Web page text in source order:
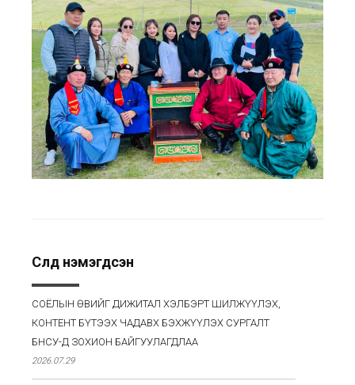
Сүүлд нэмэгдсэн
СОЁЛЫН ӨВИЙГ ДИЖИТАЛ ХЭЛБЭРТ ШИЛЖҮҮЛЭХ,
КОНТЕНТ БҮТЭЭХ ЧАДАВХ БЭХЖҮҮЛЭХ СУРГАЛТ
БНСУ-Д ЗОХИОН БАЙГУУЛАГДЛАА
2026.07.29